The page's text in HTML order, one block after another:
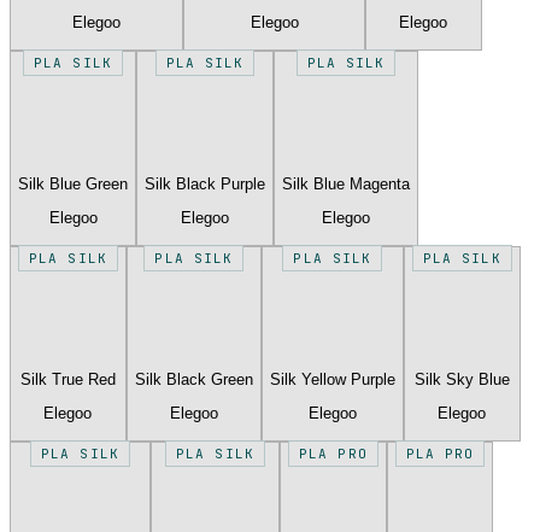
Elegoo
Elegoo
Elegoo
PLA SILK
Silk Blue Green
Elegoo
PLA SILK
Silk Black Purple
Elegoo
PLA SILK
Silk Blue Magenta
Elegoo
PLA SILK
Silk True Red
Elegoo
PLA SILK
Silk Black Green
Elegoo
PLA SILK
Silk Yellow Purple
Elegoo
PLA SILK
Silk Sky Blue
Elegoo
PLA SILK PLA SILK PLA PRO PLA PRO